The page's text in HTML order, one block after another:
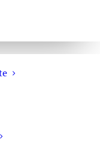
erklärt, worin
und
welche
mit der
auch die
und weshalb
zu
auch,
und